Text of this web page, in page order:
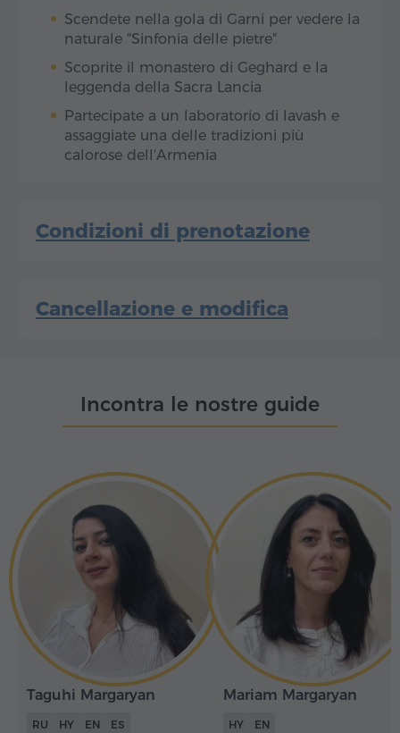
Scendete nella gola di Garni per vedere la
naturale "Sinfonia delle pietre"
Scoprite il monastero di Geghard e la
leggenda della Sacra Lancia
Partecipate a un laboratorio di lavash e
assaggiate una delle tradizioni più
calorose dell'Armenia
Condizioni di prenotazione
Cancellazione e modifica
Incontra le nostre guide
Taguhi Margaryan
RU HY EN ES
Mariam Margaryan
HY EN